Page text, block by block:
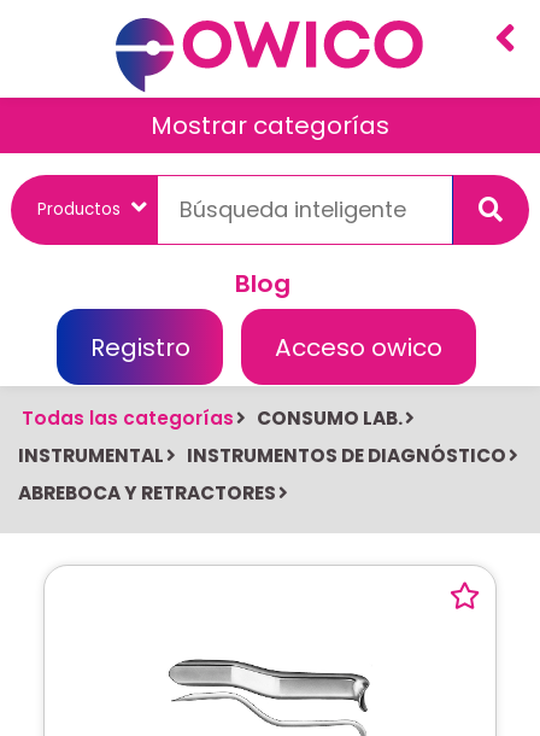
Mostrar categorías
Blog
Registro
Acceso owico
Todas las categorías
CONSUMO LAB.
INSTRUMENTAL
INSTRUMENTOS DE DIAGNÓSTICO
ABREBOCA Y RETRACTORES